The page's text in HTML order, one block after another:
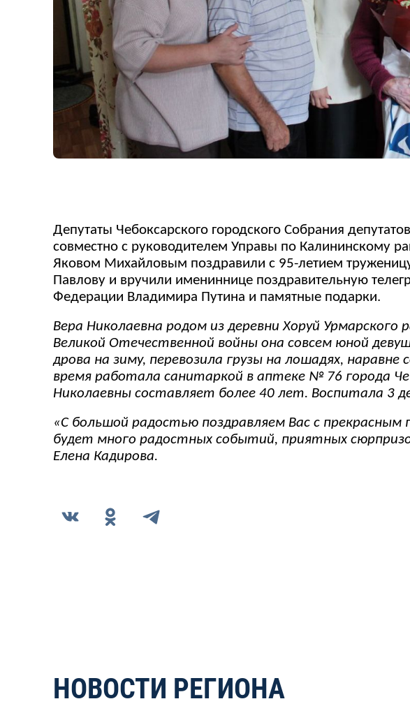
Депутаты Чебоксарского городского Собрания
совместно с руководителем Управы по Калининскому
Яковом Михайловым поздравили с 95-летием
Павлову и вручили имениннице поздравительную
Федерации Владимира Путина и памятные подарки.
Вера Николаевна родом из деревни Хоруй Урмарского
Великой Отечественной войны она совсем юной
дрова на зиму, перевозила грузы на лошадях,
время работала санитаркой в аптеке № 76 города
Николаевны составляет более 40 лет. Воспитала 3
«С большой радостью поздравляем Вас с
будет много радостных событий, приятных
Елена Кадирова.
НОВОСТИ РЕГИОНА